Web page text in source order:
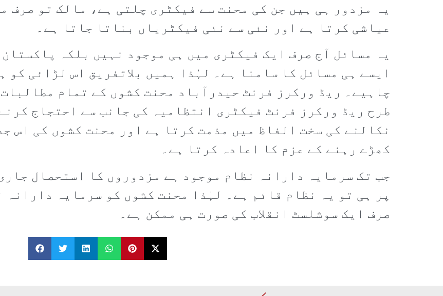
یہ مزدور ہی ہیں جن کی محنت سے فیکٹری چلتی ہے، مالک تو صرف
عیاشی کرتا ہے اور نئی سے نئی فیکٹریاں بناتا جاتا ہے۔
یہ مسائل آج صرف ایک فیکٹری میں ہی موجود نہیں بلکہ
ایسے ہی مسائل کا سامنا ہے۔ لہٰذا ہمیں بلاتفریق اس لڑائی کو
چاہیے۔ ریڈ ورکرز فرنٹ حیدرآباد محنت کشوں کے تمام
طرح ریڈ ورکرز فرنٹ فیکٹری انتظامیہ کی جانب سے احتجاج
نکالنے کی سخت الفاظ میں مذمت کرتا ہے اور محنت کشوں کی اس
کھڑے رہنے کے عزم کا اعادہ کرتا ہے۔
جب تک سرمایہ دارانہ نظام موجود ہے مزدوروں کا استحصال
پر ہی تو یہ نظام قائم ہے۔ لہٰذا محنت کشوں کو سرمایہ
صرف ایک سوشلسٹ انقلاب کی صورت ہی ممکن ہے۔